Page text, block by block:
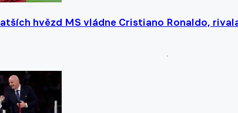
hvězd MS vládne Cristiano Ronaldo,